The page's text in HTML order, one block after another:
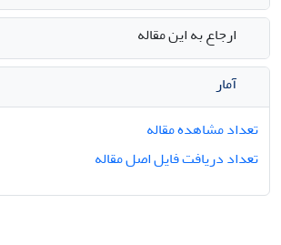
ارجاع به این مقاله
آمار
تعداد مشاهده مقاله
تعداد دریافت فایل اصل مقاله